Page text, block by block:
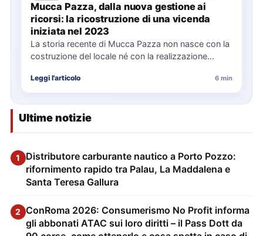
Mucca Pazza, dalla nuova gestione ai
ricorsi: la ricostruzione di una vicenda
iniziata nel 2023
La storia recente di Mucca Pazza non nasce con la
costruzione del locale né con la realizzazione
Leggi l'articolo 6 min
Ultime notizie
1
Distributore carburante nautico a Porto Pozzo:
rifornimento rapido tra Palau, La Maddalena e
Santa Teresa Gallura
2 ConRoma 2026: Consumerismo No Profit informa
gli abbonati ATAC sui loro diritti – il Pass Dott da